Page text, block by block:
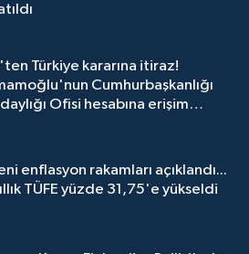
Türkiye kararına itiraz!
Cumhurbaşkanlığı
Ofisi hesabına erişim
enflasyon rakamları açıklandı...
TÜFE yüzde 31,75'e yükseldi